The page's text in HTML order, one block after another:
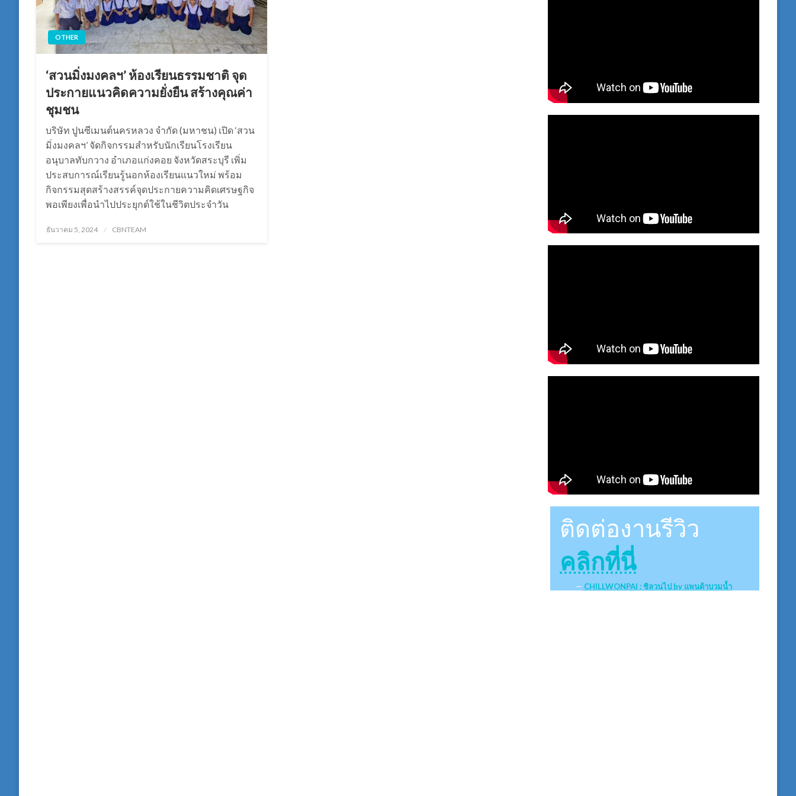
OTHER
‘สวนมิ่งมงคลฯ’ ห้องเรียนธรรมชาติ จุด
ประกายแนวคิดความยั่งยืน สร้างคุณค่า
ชุมชน
บริษัท ปูนซีเมนต์นครหลวง จำกัด (มหาชน) เปิด ‘สวน
มิ่งมงคลฯ’ จัดกิจกรรมสำหรับนักเรียนโรงเรียน
อนุบาลทับกวาง อำเภอแก่งคอย จังหวัดสระบุรี เพิ่ม
ประสบการณ์เรียนรู้นอกห้องเรียนแนวใหม่ พร้อม
กิจกรรมสุดสร้างสรรค์จุดประกายความคิดเศรษฐกิจ
พอเพียงเพื่อนำไปประยุกต์ใช้ในชีวิตประจำวัน
Posted
ธันวาคม 5, 2024 CBNTEAM
ติดต่องานรีวิว
คลิกที่นี่
CHILLWONPAI : ชิลวนไป by แพนด้าบวมน้ำ